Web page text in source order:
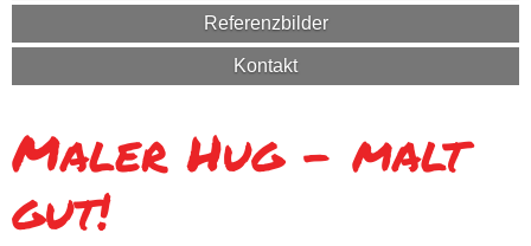
Referenzbilder
Kontakt
Maler Hug - malt
gut!